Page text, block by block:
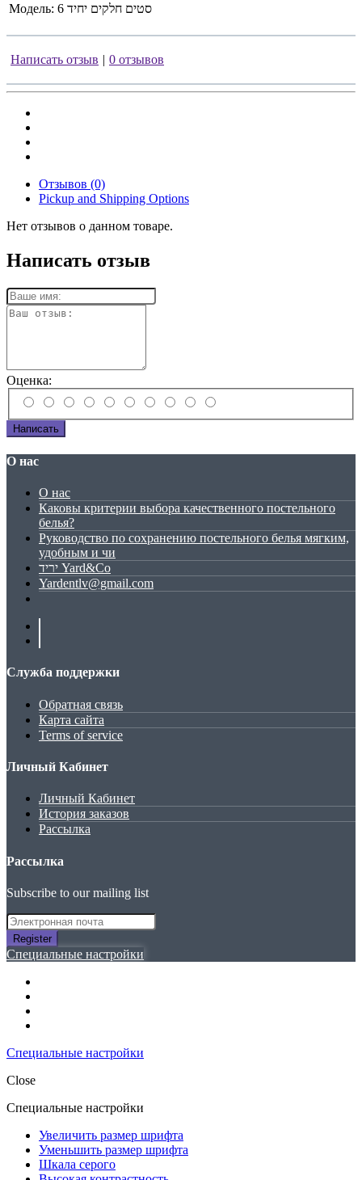
Модель: 6 סטים חלקים יחיד
Написать отзыв | 0 отзывов
Отзывов (0)
Pickup and Shipping Options
Нет отзывов о данном товаре.
Написать отзыв
Оценка:
Написать
О нас
О нас
Каковы критерии выбора качественного постельного
белья?
Руководство по сохранению постельного белья мягким,
удобным и чи
יריד Yard&Co
Yardentlv@gmail.com
Служба поддержки
Обратная связь
Карта сайта
Terms of service
Личный Кабинет
Личный Кабинет
История заказов
Рассылка
Рассылка
Subscribe to our mailing list
Register
Специальные настройки
Специальные настройки
Close
Специальные настройки
Увеличить размер шрифта
Уменьшить размер шрифта
Шкала серого